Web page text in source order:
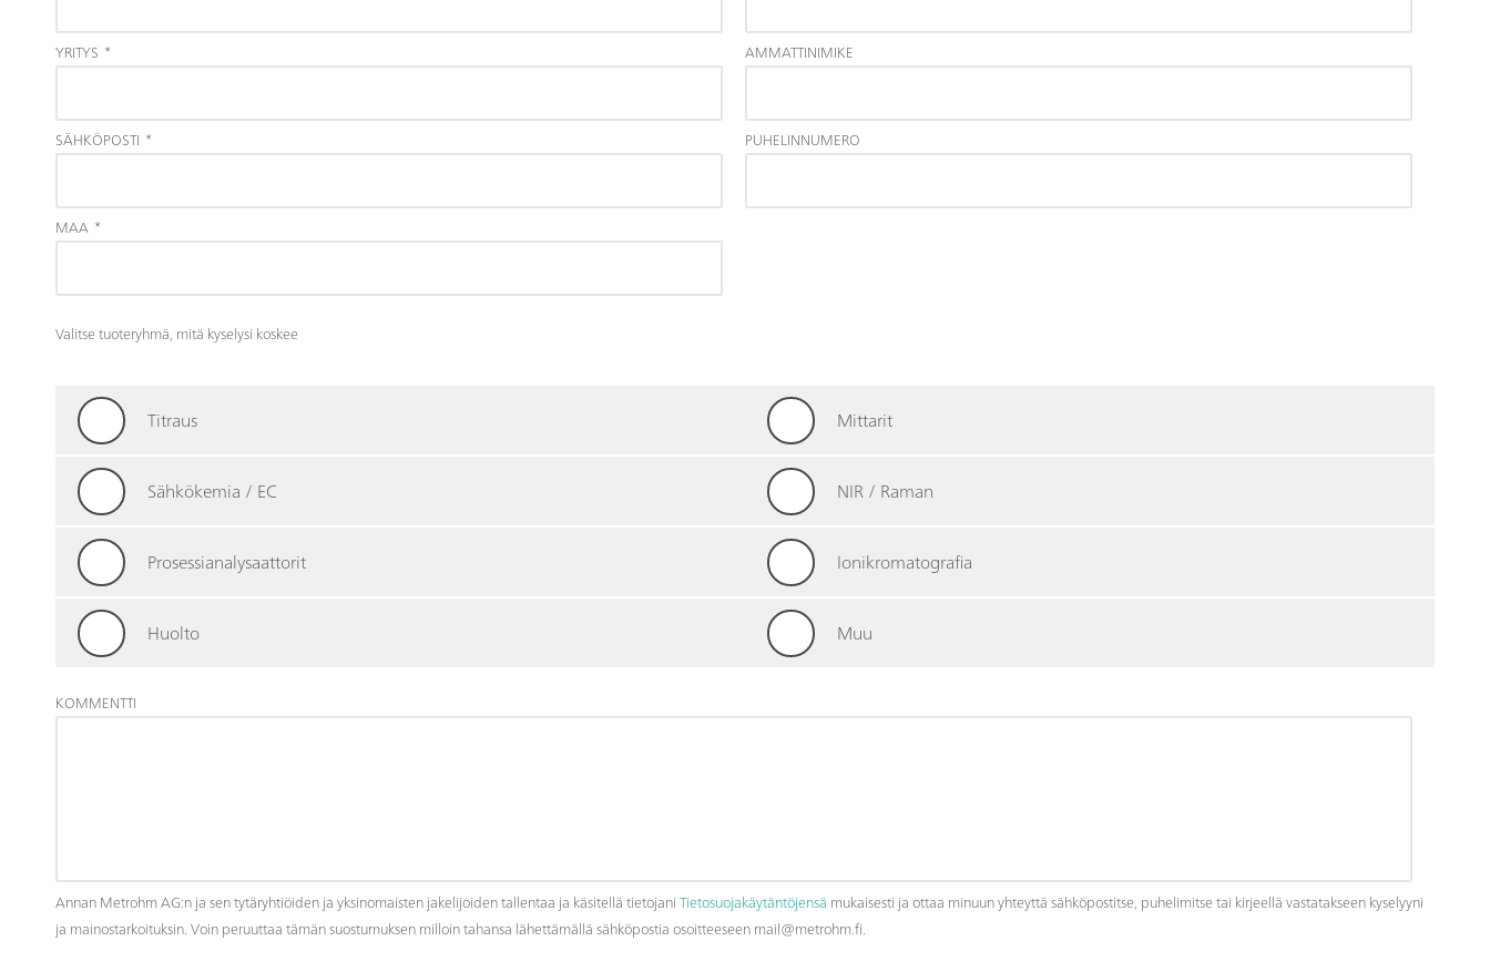
YRITYS * AMMATTINIMIKE
SÄHKÖPOSTI * PUHELINNUMERO
MAA *
Valitse tuoteryhmä, mitä kyselysi koskee
Titraus Mittarit
Sähkökemia / EC NIR / Raman
Prosessianalysaattorit Ionikromatografia
Huolto Muu
KOMMENTTI
Annan Metrohm AG:n ja sen tytäryhtiöiden ja yksinomaisten jakelijoiden tallentaa ja käsitellä tietojaniTietosuojakäytäntöjensä mukaisesti ja ottaa minuun yhteyttä sähköpostitse, puhelimitse tai kirjeellä vastatakseen kyselyyni
ja mainostarkoituksin. Voin peruuttaa tämän suostumuksen milloin tahansa lähettämällä sähköpostia osoitteeseen mail@metrohm.fi.